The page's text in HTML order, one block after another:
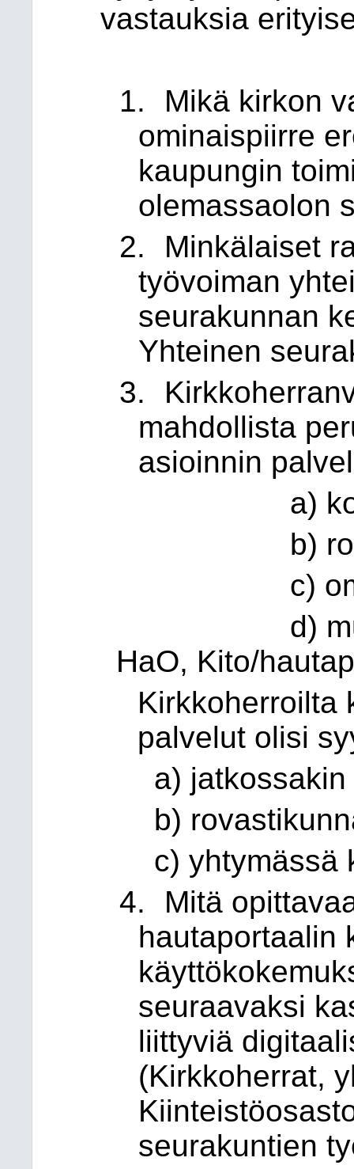
vastauksia
1.
Mikä kirkon
ominaispiirre
kaupungin
olemassaolon
2.
Minkälaiset
työvoiman
seurakunnan
Yhteinen
3.
mahdollista
asioinnin
a) koko
b)
c) oman
d) muu,
HaO, Kito/
Kirkkoherroilta
palvelut olisi
a)
b)
c) yhtymässä
4.
Mitä
hautaportaalin
seuraavaksi
liittyviä
(Kirkkoherrat,
seurakuntien